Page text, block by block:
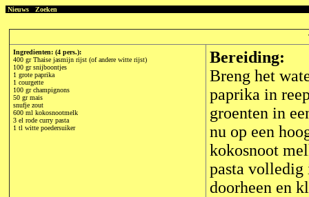
Nieuws Zoeken
Ingredienten: (4 pers.):
400 gr Thaise jasmijn rijst (of andere witte rijst)
100 gr snijboontjes
1 grote paprika
1 courgette
100 gr champignons
50 gr mais
snufje zout
600 ml kokosnootmelk
3 el rode curry pasta
1 tl witte poedersuiker
Bereiding:
Breng het
paprika in
groenten in
nu op een
kokosnoot
pasta volledig
doorheen en